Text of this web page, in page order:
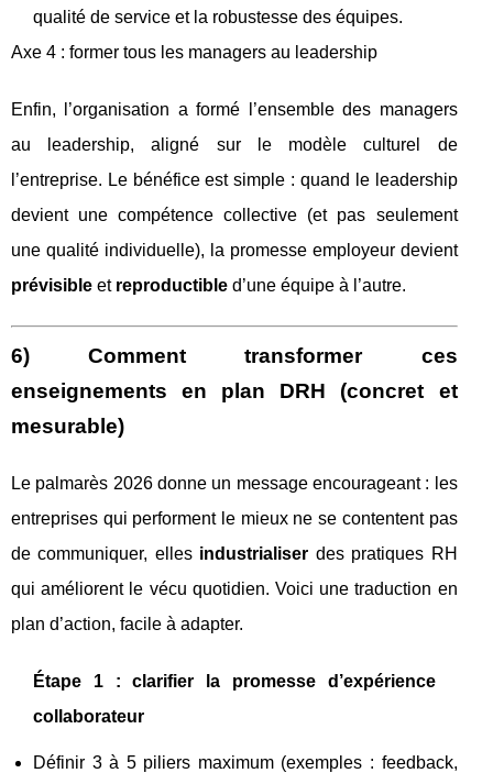
qualité de service et la robustesse des équipes.
Axe 4 : former tous les managers au leadership
Enfin, l’organisation a formé l’ensemble des managers
au leadership, aligné sur le modèle culturel de
l’entreprise. Le bénéfice est simple : quand le leadership
devient une compétence collective (et pas seulement
une qualité individuelle), la promesse employeur devient
prévisible et reproductible d’une équipe à l’autre.
6) Comment transformer ces
enseignements en plan DRH (concret et
mesurable)
Le palmarès 2026 donne un message encourageant : les
entreprises qui performent le mieux ne se contentent pas
de communiquer, elles industrialiser des pratiques RH
qui améliorent le vécu quotidien. Voici une traduction en
plan d’action, facile à adapter.
Étape 1 : clarifier la promesse d’expérience
collaborateur
Définir 3 à 5 piliers maximum (exemples : feedback,